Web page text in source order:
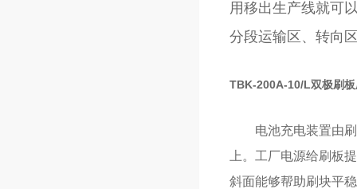
用移出生产线就可
分段运输区、转向
TBK-200A-10/L双极刷
电池充电装置由刷
上。工厂电源给刷板
斜面能够帮助刷块平